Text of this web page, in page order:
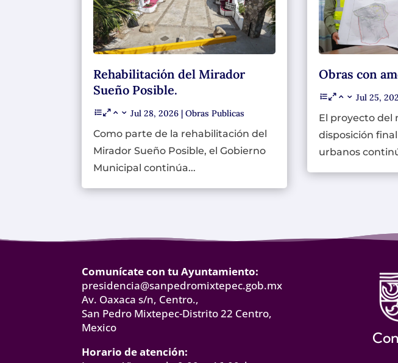
Rehabilitación del Mirador
Sueño Posible.
Jul 28, 2026 |Obras Publicas
Como parte de la rehabilitación del
Mirador Sueño Posible, el Gobierno
Municipal continúa...
Obras con
Jul 25,
El proyecto del
disposición
urbanos
Comunícate con tu Ayuntamiento:
presidencia@sanpedromixtepec.gob.mx
Av. Oaxaca s/n, Centro.,
San Pedro Mixtepec-Distrito 22 Centro,
Mexico
Horario de atención: